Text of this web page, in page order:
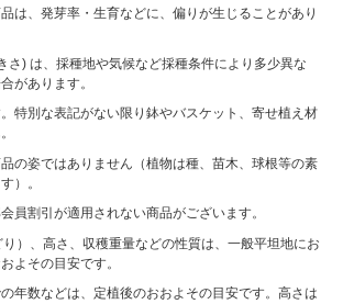
は、発芽率・生育などに、偏りが生じることがあり
さ) は、採種地や気候など採種条件により多少異な
があります。
特別な表記がない限り鉢やバスケット、寄せ植え材
の姿ではありません（植物は種、苗木、球根等の素
）。
員割引が適用されない商品がございます。
）、高さ、収穫重量などの性質は、一般平坦地にお
よその目安です。
年数などは、定植後のおおよその目安です。高さは